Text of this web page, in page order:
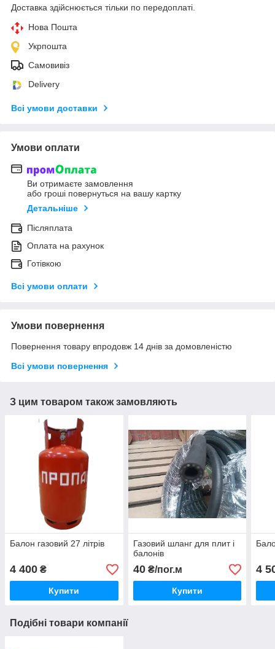
Доставка здійснюється тільки по передоплаті.
Нова Пошта
Укрпошта
Самовивіз
Delivery
Всі умови доставки
Умови оплати
Ви отримаєте замовлення
або гроші повернуться на вашу картку
Детальніше
Післяплата
Оплата на рахунок
Готівкою
Всі умови оплати
Умови повернення
Повернення товару впродовж 14 днів за домовленістю
Всі умови повернення
З цим товаром також замовляють
Балон газовий 27 літрів
4 400 ₴
Купити
Газовий шланг для плит і
балонів
40₴/пог.м
Купити
4
Подібні товари компанії